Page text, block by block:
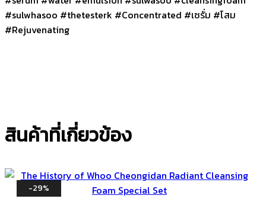
#sulwhasoo #thetesterk #Concentrated #เซรั่ม #โสม
#Rejuvenating
สินค้าที่เกี่ยวข้อง
-29%